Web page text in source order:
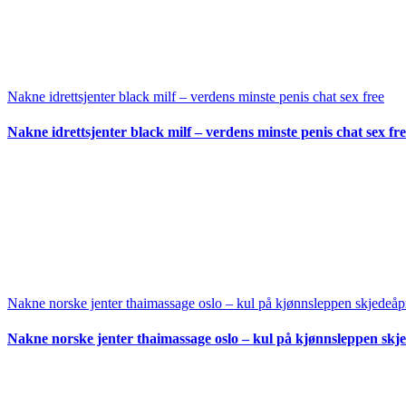
Nakne idrettsjenter black milf – verdens minste penis chat sex free
Nakne idrettsjenter black milf – verdens minste penis chat sex
Nakne norske jenter thaimassage oslo – kul på kjønnsleppen
Nakne norske jenter thaimassage oslo – kul på kjønnsleppen